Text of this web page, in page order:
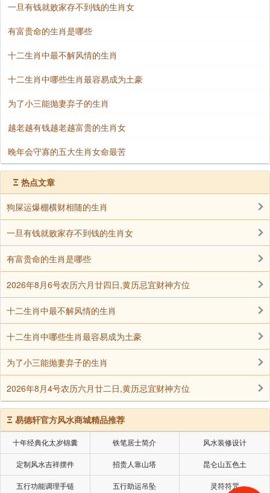
黄金 黄金象征着尊贵和财富，具有强大的辟邪和招
心，比如黄金项链、手镯、耳环等饰品。
银饰 银饰有杀菌和净化作用，被认为能辟邪挡灾，
遇到小坎坷或危险时，其净化能量或许能起到化解作
用，简约风格也符合属牛者品味，像银质手链、耳环都
是不错的选择。
貔貅 貔貅是招财进宝的瑞兽，能提升正财运，保平
安和谐，对运势低迷的属牛人效果显著，属牛的生意人
佩戴貔貅挂件，有望在 2025 年生意场上财源广进，可
选择貔貅吊坠、手链等。
麒麟 麒麟象征吉祥和力量，能驱邪化煞，增强属牛
人的自信和处事能力，帮助在财务上获得意外之财，佩
戴麒麟吊坠等饰品较为合适。
转运珠 转运珠有改变运势的寓意，圆形象征圆满、
和谐，可根据五行相生相克原理调节运势，佩戴时可选
择用红绳串起的转运珠手链等。
生肖牛吊坠 与属牛人自身生肖相契合，能增强个人
气场，助力运势提升。
虚空藏本命佛 与属牛人属相契合，被认为能帮助属
牛者排忧解难，可选择虚空藏本命佛吊坠佩戴。
一旦有钱就败家存不到钱的生肖女
有富贵命的生肖是哪些
十二生肖中最不解风情的生肖
十二生肖中哪些生肖最容易成为土豪
为了小三能抛妻弃子的生肖
越老越有钱越老越富贵的生肖女
晚年会守寡的五大生肖女命最苦
Ξ 热点文章
狗屎运爆棚横财相随的生肖
一旦有钱就败家存不到钱的生肖女
有富贵命的生肖是哪些
2026年8月6号农历六月廿四日,黄历忌宜财神方位
十二生肖中最不解风情的生肖
十二生肖中哪些生肖最容易成为土豪
为了小三能抛妻弃子的生肖
2026年8月4号农历六月廿二日,黄历忌宜财神方位
Ξ 易德轩官方风水商城精品推荐
十年经典化太岁锦囊 铁笔居士简介 风水装修设计
定制风水吉祥摆件 招贵人靠山塔 昆仑山五色土
五行功能调理手链 五行助运吊坠 灵符符咒